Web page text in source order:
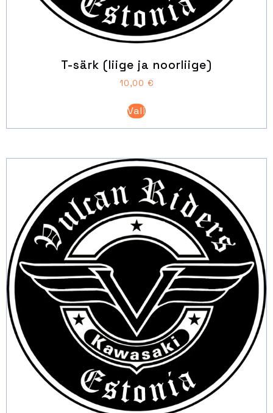
T-särk (liige ja noorliige)
10,00 €
Valitootel
on
varianti.
Valikuid
saab
teha
tootelehel.